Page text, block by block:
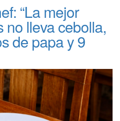
“La mejor
no lleva cebolla,
de papa y 9